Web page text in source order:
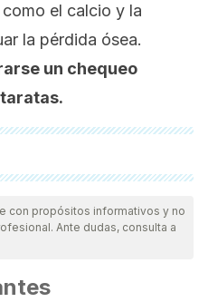
el calcio y la
la pérdida ósea.
un chequeo
revisadas a profundidad por
su calidad, confiabilidad,
de este artículo fue
con propósitos informativos y no
Ante dudas, consulta a